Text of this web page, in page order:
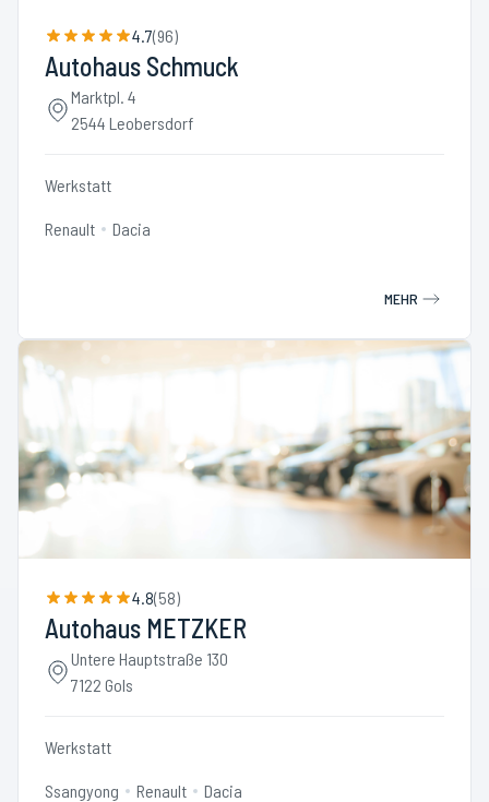
4.7(96)
Autohaus Schmuck
Marktpl. 4
2544 Leobersdorf
Werkstatt
Renault Dacia
MEHR
4.8(58)
Autohaus METZKER
Untere Hauptstraße 130
7122 Gols
Werkstatt
Ssangyong Renault Dacia